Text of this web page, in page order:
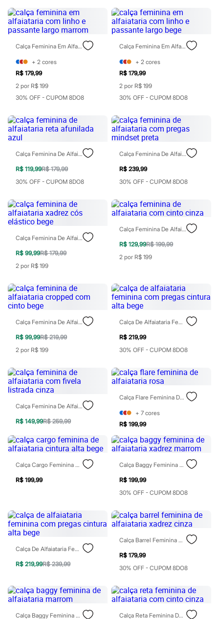
Marcas
City
Clock House
Mindset
Sawary
Yessica
Moda esportiva
Acessórios
Blusas
Calçados
Leggings
Shorts e Bermudas
Moda íntima
Calcinhas
Cintas e Modeladores
Pijamas
Sutiãs e Tops
Moda praia
Biquínis
Saídas de praia
Personagens
Plus size
Blusas e Camisetas
Calças
Casacos e Jaquetas
Jeans
Moda esportiva
Shorts e Saias
Masculino
Em alta
Dia dos Pais
Novidades
Roupas
Bermudas
Camisas
Camisetas e Regatas
Casacos e Jaquetas
Jeans
Polos
Acessórios
Bolsas e Mochilas
Chapéus e Bonés
Carteiras
Óculos
Relógios
Calçados
Chinelos
Tênis
Moda esportiva
Acessórios
Bermudas
Calças
Calçados
Regatas
Cuecas
Meias
Pijamas
Moda praia
Calça Feminina Em Alfaiataria Com Linho E Passante Largo Marrom
+ 2 cores
R$ 179,99
2 por R$ 199
30% OFF - CUPOM 8DO8
Calça Feminina Em Alfaiataria Com Linho E Passante Largo Bege
+ 2 cores
R$ 179,99
2 por R$ 199
30% OFF - CUPOM 8DO8
Calça Feminina De Alfaiataria Reta Afunilada Azul
R$ 119,99R$ 179,99
30% OFF - CUPOM 8DO8
Calça Feminina De Alfaiataria Com Pregas Mindset Preta
R$ 239,99
30% OFF - CUPOM 8DO8
Calça Feminina De Alfaiataria Xadrez Cós Elástico Bege
R$ 99,99R$ 179,99
2 por R$ 199
Calça Feminina De Alfaiataria Com Cinto Cinza
R$ 129,99R$ 199,99
2 por R$ 199
Calça Feminina De Alfaiataria Cropped Com Cinto Bege
R$ 99,99R$ 219,99
2 por R$ 199
Calça De Alfaiataria Feminina Com Pregas Cintura Alta Bege
R$ 219,99
30% OFF - CUPOM 8DO8
Calça Feminina De Alfaiataria Com Fivela Listrada Cinza
R$ 149,99R$ 259,99
Calça Flare Feminina De Alfaiataria Rosa
+ 7 cores
R$ 199,99
Calça Cargo Feminina De Alfaiataria Cintura Alta Bege
R$ 199,99
Calça Baggy Feminina De Alfaiataria Xadrez Marrom
R$ 199,99
30% OFF - CUPOM 8DO8
Calça De Alfaiataria Feminina Com Pregas Cintura Alta Bege
R$ 219,99R$ 239,99
Calça Barrel Feminina De Alfaiataria Xadrez Cinza
R$ 179,99
30% OFF - CUPOM 8DO8
Calça Baggy Feminina De Alfaiataria Marrom Calça Reta Feminina De Alfaiataria Com Cinto Cinza